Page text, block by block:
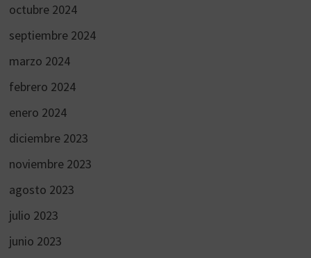
octubre 2024
septiembre 2024
marzo 2024
febrero 2024
enero 2024
diciembre 2023
noviembre 2023
agosto 2023
julio 2023
junio 2023